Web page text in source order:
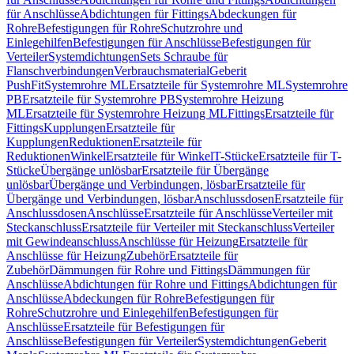
für AnschlüsseAbdichtungen für FittingsAbdeckungen für
RohreBefestigungen für RohreSchutzrohre und
EinlegehilfenBefestigungen für AnschlüsseBefestigungen für
VerteilerSystemdichtungenSets Schraube für
FlanschverbindungenVerbrauchsmaterialGeberit
PushFitSystemrohre MLErsatzteile für Systemrohre MLSystemrohre
PBErsatzteile für Systemrohre PBSystemrohre Heizung
MLErsatzteile für Systemrohre Heizung MLFittingsErsatzteile für
FittingsKupplungenErsatzteile für
KupplungenReduktionenErsatzteile für
ReduktionenWinkelErsatzteile für WinkelT-StückeErsatzteile für T-
StückeÜbergänge unlösbarErsatzteile für Übergänge
unlösbarÜbergänge und Verbindungen, lösbarErsatzteile für
Übergänge und Verbindungen, lösbarAnschlussdosenErsatzteile für
AnschlussdosenAnschlüsseErsatzteile für AnschlüsseVerteiler mit
SteckanschlussErsatzteile für Verteiler mit SteckanschlussVerteiler
mit GewindeanschlussAnschlüsse für HeizungErsatzteile für
Anschlüsse für HeizungZubehörErsatzteile für
ZubehörDämmungen für Rohre und FittingsDämmungen für
AnschlüsseAbdichtungen für Rohre und FittingsAbdichtungen für
AnschlüsseAbdeckungen für RohreBefestigungen für
RohreSchutzrohre und EinlegehilfenBefestigungen für
AnschlüsseErsatzteile für Befestigungen für
AnschlüsseBefestigungen für VerteilerSystemdichtungenGeberit